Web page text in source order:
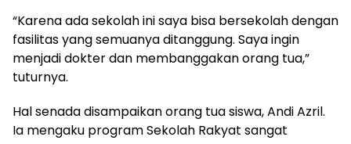
“Karena ada sekolah ini saya bisa bersekolah dengan
fasilitas yang semuanya ditanggung. Saya ingin
menjadi dokter dan membanggakan orang tua,”
tuturnya.
Hal senada disampaikan orang tua siswa, Andi Azril.
Ia mengaku program Sekolah Rakyat sangat